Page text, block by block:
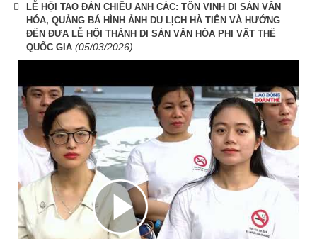
LỄ HỘI TAO ĐÀN CHIÊU ANH CÁC: TÔN VINH DI SẢN VĂN
HÓA, QUẢNG BÁ HÌNH ẢNH DU LỊCH HÀ TIÊN VÀ HƯỚNG
ĐẾN ĐƯA LỄ HỘI THÀNH DI SẢN VĂN HÓA PHI VẬT THỂ
QUỐC GIA (05/03/2026)